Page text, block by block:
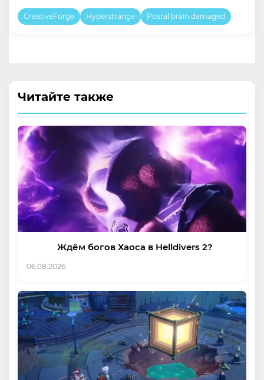
CreativeForge Hyperstrange Postal brain damaged
Читайте также
Ждём богов Хаоса в Helldivers 2?
06.08.2026